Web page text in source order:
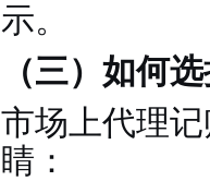
示。
（三）如何
市场上代理
睛：